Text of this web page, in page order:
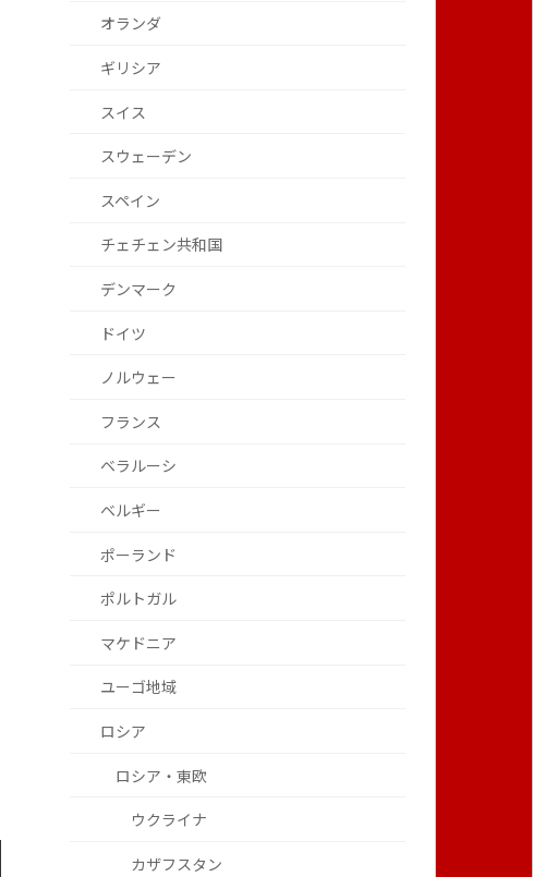
オランダ
ギリシア
スイス
スウェーデン
スペイン
チェチェン共和国
デンマーク
ドイツ
ノルウェー
フランス
ベラルーシ
ベルギー
ポーランド
ポルトガル
マケドニア
ユーゴ地域
ロシア
ロシア・東欧
ウクライナ
カザフスタン